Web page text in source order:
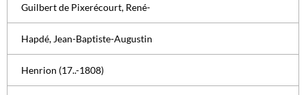
Guilbert de Pixerécourt, René-
Hapdé, Jean-Baptiste-Augustin
Henrion (17..-1808)